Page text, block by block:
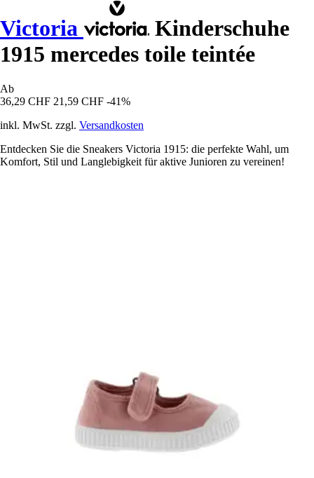
Victoria
Kinderschuhe
1915 mercedes toile teintée
Ab
36,29 CHF 21,59 CHF -41%
inkl. MwSt. zzgl. Versandkosten
Entdecken Sie die Sneakers Victoria 1915: die perfekte Wahl, um
Komfort, Stil und Langlebigkeit für aktive Junioren zu vereinen!